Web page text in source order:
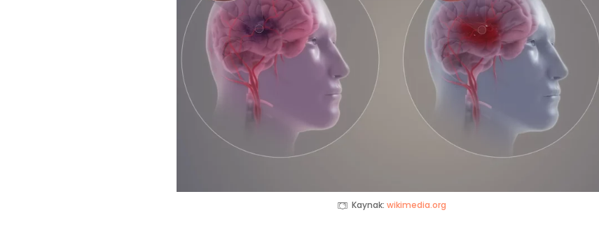
Kaynak: wikimedia.org